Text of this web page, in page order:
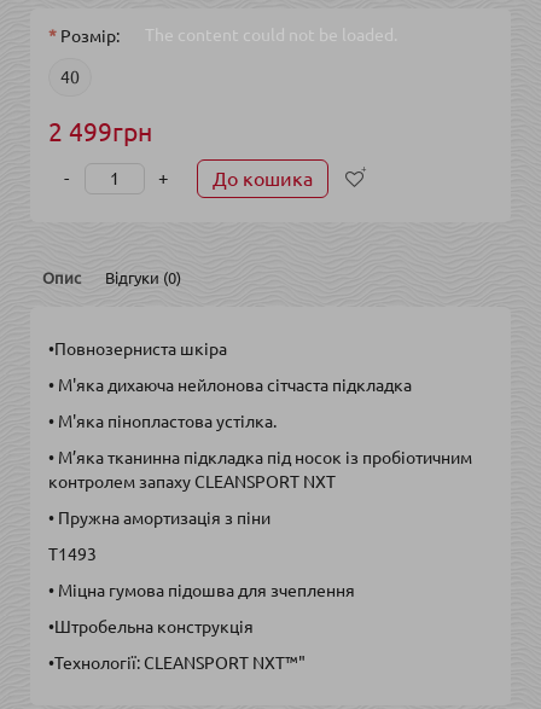
The content could not be loaded.
Розмір:
40
2 499грн
+
- До кошика
Опис Відгуки (0)
•Повнозерниста шкіра
• М'яка дихаюча нейлонова сітчаста підкладка
• М'яка пінопластова устілка.
• М’яка тканинна підкладка під носок із пробіотичним
контролем запаху CLEANSPORT NXT
• Пружна амортизація з піни
T1493
• Міцна гумова підошва для зчеплення
•Штробельна конструкція
•Технології: CLEANSPORT NXT™"